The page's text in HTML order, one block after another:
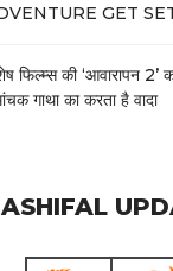
GET
फिल्म्स की ‘आवारापन
गाथा का करता है वादा